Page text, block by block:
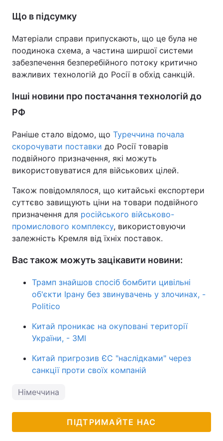
Що в підсумку
Матеріали справи припускають, що це була не
поодинока схема, а частина ширшої системи
забезпечення безперебійного потоку критично
важливих технологій до Росії в обхід санкцій.
Інші новини про постачання технологій до
РФ
Раніше стало відомо, що Туреччина почала
скорочувати поставки до Росії товарів
подвійного призначення, які можуть
використовуватися для військових цілей.
Також повідомлялося, що китайські експортери
суттєво завищують ціни на товари подвійного
призначення для російського військово-
промислового комплексу, використовуючи
залежність Кремля від їхніх поставок.
Вас також можуть зацікавити новини:
Трамп знайшов спосіб бомбити цивільні
об'єкти Ірану без звинувачень у злочинах, -
Politico
Китай проникає на окуповані території
України, - ЗМІ
Китай пригрозив ЄС "наслідками" через
санкції проти своїх компаній
Німеччина
ПІДТРИМАЙТЕ НАС